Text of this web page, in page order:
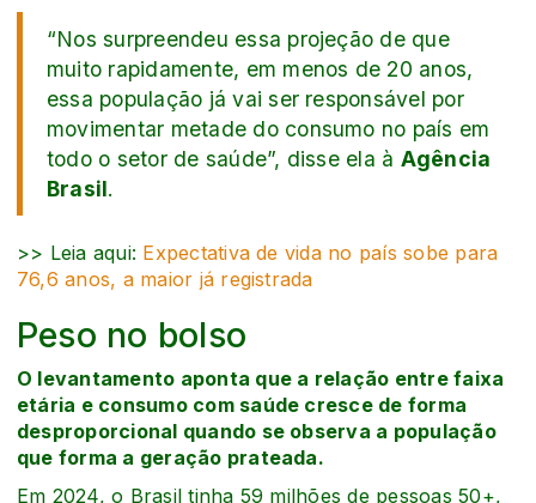
“Nos surpreendeu essa projeção de que
muito rapidamente, em menos de 20 anos,
essa população já vai ser responsável por
movimentar metade do consumo no país em
todo o setor de saúde”, disse ela à Agência
Brasil.
>> Leia aqui: Expectativa de vida no país sobe para
76,6 anos, a maior já registrada
Peso no bolso
O levantamento aponta que a relação entre faixa
etária e consumo com saúde cresce de forma
desproporcional quando se observa a população
que forma a geração prateada.
Em 2024, o Brasil tinha 59 milhões de pessoas 50+,